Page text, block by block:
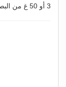
3 أو 50 غ من البصل الأخضر٬ زينة اختيارية